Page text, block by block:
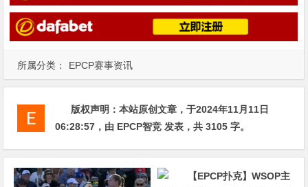
所属分类： EPCP赛事资讯
版权声明：本站原创文章，于2024年11月11日
06:28:57 ，由 EPCP智竞 发表，共 3105 字。